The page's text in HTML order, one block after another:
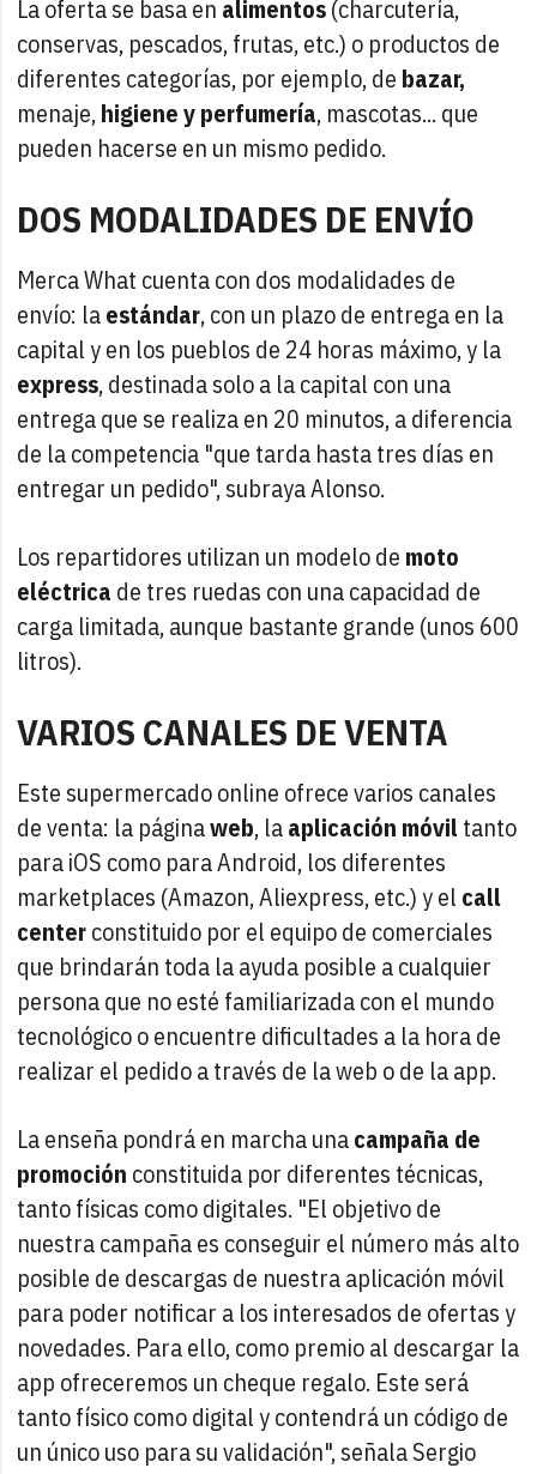
La oferta se basa en alimentos(charcutería,
conservas, pescados, frutas, etc.) o productos de
diferentes categorías, por ejemplo, de bazar,
menaje,higiene y perfumería, mascotas... que
pueden hacerse en un mismo pedido.
DOS MODALIDADES DE ENVÍO
Merca What cuenta con dos modalidades de
envío: laestándar, con un plazo de entrega en la
capital y en los pueblos de 24 horas máximo, y la
express, destinada solo a la capital con una
entrega que se realiza en 20 minutos, a diferencia
de la competencia "que tarda hasta tres días en
entregar un pedido", subraya Alonso.
Los repartidores utilizan un modelo de moto
eléctrica de tres ruedas con una capacidad de
carga limitada, aunque bastante grande (unos 600
litros).
VARIOS CANALES DE VENTA
Este supermercado online ofrece varios canales
de venta: la páginaweb, laaplicación móviltanto
para iOS como para Android, los diferentes
marketplaces (Amazon, Aliexpress, etc.) y el call
centerconstituido por el equipo de comerciales
que brindarán toda la ayuda posible a cualquier
persona que no esté familiarizada con el mundo
tecnológico o encuentre dificultades a la hora de
realizar el pedido a través de la web o de la app.
La enseña pondrá en marcha unacampaña de
promoción constituida por diferentes técnicas,
tanto físicas como digitales. "El objetivo de
nuestra campaña es conseguir el número más alto
posible de descargas de nuestra aplicación móvil
para poder notificar a los interesados de ofertas y
novedades. Para ello, como premio al descargar la
app ofreceremos un cheque regalo. Este será
tanto físico como digital y contendrá un código de
un único uso para su validación", señala Sergio